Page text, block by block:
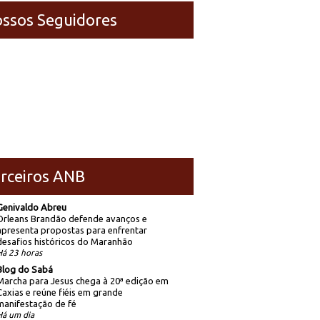
Seguidores
ANB
Abreu
Brandão defende avanços e
propostas para enfrentar
históricos do Maranhão
23 horas
do Sabá
para Jesus chega à 20ª edição em
e reúne fiéis em grande
de fé
um dia